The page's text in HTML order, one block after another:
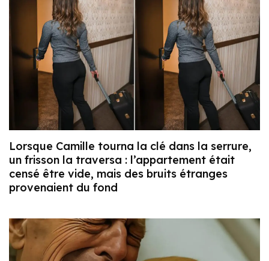
Lorsque Camille tourna la clé dans la serrure,
un frisson la traversa : l’appartement était
censé être vide, mais des bruits étranges
provenaient du fond